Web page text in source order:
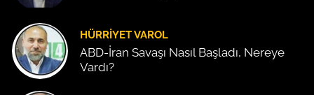
HÜRRIYET VAROL
ABD-İran Savaşı Nasıl Başladı, Nereye
Vardı?